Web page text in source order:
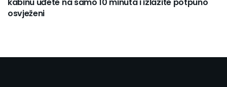
kabinu uđete na samo 10 minuta i izlazite potpuno
osvježeni